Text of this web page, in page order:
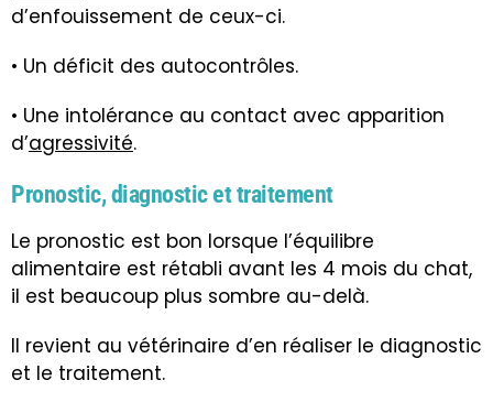
d’enfouissement de ceux-ci.
• Un déficit des autocontrôles.
• Une intolérance au contact avec apparition
d’agressivité.
Pronostic, diagnostic et traitement
Le pronostic est bon lorsque l’équilibre
alimentaire est rétabli avant les 4 mois du chat,
il est beaucoup plus sombre au-delà.
Il revient au vétérinaire d’en réaliser le diagnostic
et le traitement.